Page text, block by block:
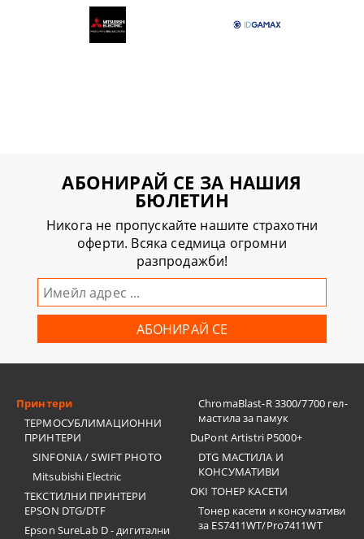
АБОНИРАЙ СЕ ЗА НАШИЯ
БЮЛЕТИН
Никога не пропускайте нашите страхотни
оферти. Всяка седмица огромни
разпродажби!
Принтери
ТЕРМОСУБЛИМАЦИОННИ
ПРИНТЕРИ
SINFONIA / SWIFT PHOTO
Mitsubishi Electric
ТЕКСТИЛНИ ПРИНТЕРИ
EPSON DTG/DTF
Epson SureLab D - дигитални
ChromaBlast-R 3300/7700 гел-
мастила за памук
DuPont Artistri P5000+
DTG МАСТИЛА И
КОНСУМАТИВИ
OKI ТОНЕР КАСЕТИ
Тонер касети и консумативи
за ES7411WT/Pro7411WT